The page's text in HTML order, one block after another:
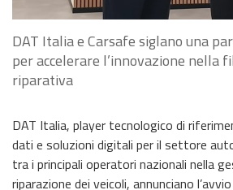
DAT Italia e Carsafe siglano una
per accelerare l’innovazione nella
riparativa
DAT Italia, player tecnologico di
dati e soluzioni digitali per il settore
tra i principali operatori nazionali nella
riparazione dei veicoli, annunciano